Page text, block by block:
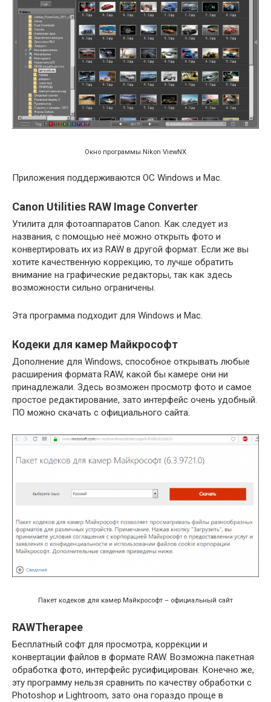
Окно программы Nikon ViewNX
Приложения поддерживаются ОС Windows и Mac.
Canon Utilities RAW Image Converter
Утилита для фотоаппаратов Canon. Как следует из
названия, с помощью неё можно открыть фото и
конвертировать их из RAW в другой формат. Если же вы
хотите качественную коррекцию, то лучше обратить
внимание на графические редакторы, так как здесь
возможности сильно ограничены.
Эта программа подходит для Windows и Mac.
Кодеки для камер Майкрософт
Дополнение для Windows, способное открывать любые
расширения формата RAW, какой бы камере они ни
принадлежали. Здесь возможен просмотр фото и самое
простое редактирование, зато интерфейс очень удобный.
ПО можно скачать с официального сайта.
Пакет кодеков для камер Майкрософт – официальный сайт
RAWTherapee
Бесплатный софт для просмотра, коррекции и
конвертации файлов в формате RAW. Возможна пакетная
обработка фото, интерфейс русифицирован. Конечно же,
эту программу нельзя сравнить по качеству обработки с
Photoshop и Lightroom, зато она гораздо проще в